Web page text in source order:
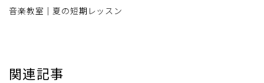
音楽教室｜夏の短期レッスン
関連記事